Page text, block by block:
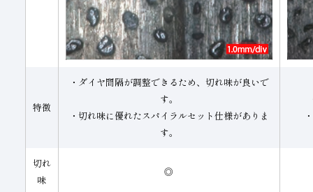
特徴
・ダイヤ間隔が調整できるため、切れ味が良いで
す。
・切れ味に優れたスパイラルセット仕様がありま
す。
切れ
味
◎